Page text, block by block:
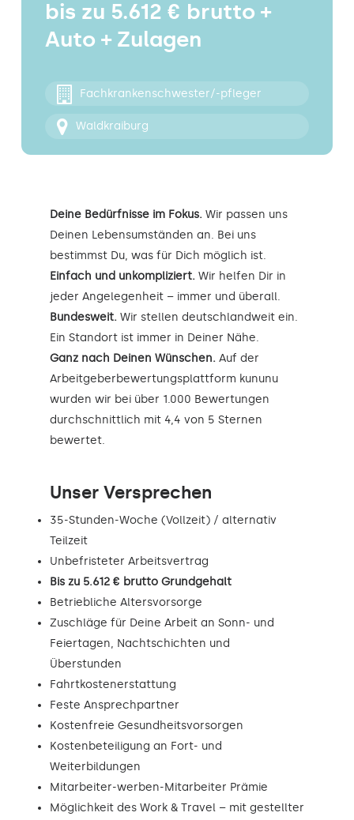
Kontaktbis zu 5.612 € brutto +
Auto + Zulagen
Fachkrankenschwester/-pfleger
Waldkraiburg
Deine Bedürfnisse im Fokus. Wir passen uns
Deinen Lebensumständen an. Bei uns
bestimmst Du, was für Dich möglich ist.
Einfach und unkompliziert. Wir helfen Dir in
jeder Angelegenheit – immer und überall.
Bundesweit. Wir stellen deutschlandweit ein.
Ein Standort ist immer in Deiner Nähe.
Ganz nach Deinen Wünschen. Auf der
Arbeitgeberbewertungsplattform kununu
wurden wir bei über 1.000 Bewertungen
durchschnittlich mit 4,4 von 5 Sternen
bewertet.
Unser Versprechen
35-Stunden-Woche (Vollzeit) / alternativ
Teilzeit
Unbefristeter Arbeitsvertrag
Bis zu 5.612 € brutto Grundgehalt
Betriebliche Altersvorsorge
Zuschläge für Deine Arbeit an Sonn- und
Feiertagen, Nachtschichten und
Überstunden
Fahrtkostenerstattung
Feste Ansprechpartner
Kostenfreie Gesundheitsvorsorgen
Kostenbeteiligung an Fort- und
Weiterbildungen
Mitarbeiter-werben-Mitarbeiter Prämie
Möglichkeit des Work & Travel – mit gestellter